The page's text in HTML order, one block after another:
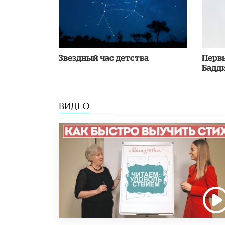
Звездный час детства
ВИДЕО